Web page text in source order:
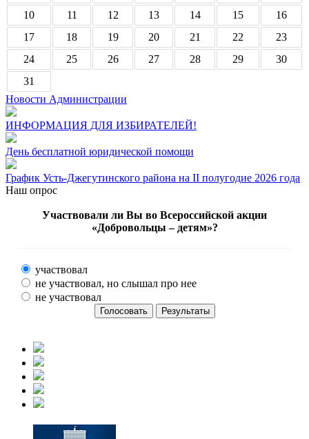
10
11 12 13 14 15
16
17
18 19 20 21 22
23
24
25 26 27 28 29
30
31
Новости Администрации
ИНФОРМАЦИЯ ДЛЯ ИЗБИРАТЕЛЕЙ!
День бесплатной юридической помощи
График Усть-Джегутинского района на II полугодие 2026 года
Наш опрос
Участвовали ли Вы во Всероссийской акции
«Добровольцы – детям»?
участвовал
не участвовал, но слышал про нее
не участвовал